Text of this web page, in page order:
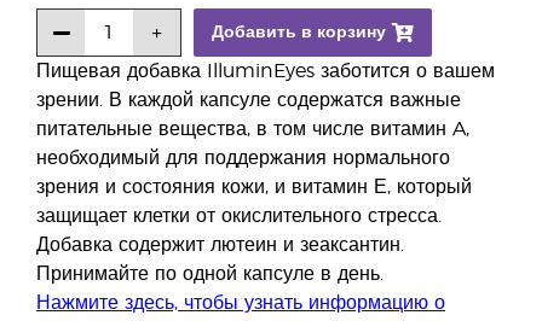
Пищевая добавка IlluminEyes заботится о вашем
зрении. В каждой капсуле содержатся важные
питательные вещества, в том числе витамин A,
необходимый для поддержания нормального
зрения и состояния кожи, и витамин Е, который
защищает клетки от окислительного стресса.
Добавка содержит лютеин и зеаксантин.
Принимайте по одной капсуле в день.
Нажмите здесь, чтобы узнать информацию о
Добавить в корзину